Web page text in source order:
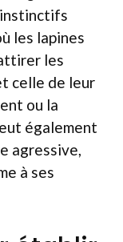
les lapines
les
celle de leur
ou la
également
agressive,
à ses